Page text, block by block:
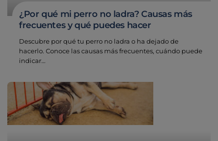
¿Por qué mi perro no ladra? Causas más
frecuentes y qué puedes hacer
Descubre por qué tu perro no ladra o ha dejado de
hacerlo. Conoce las causas más frecuentes, cuándo puede
indicar…